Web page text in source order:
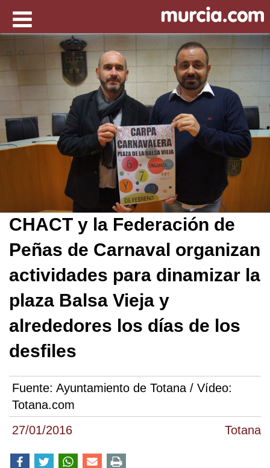
27/01/2016 Totana
CHACT y la Federación de
Peñas de Carnaval organizan
actividades para dinamizar la
plaza Balsa Vieja y
alrededores los días de los
desfiles
Fuente: Ayuntamiento de Totana / Vídeo:
Totana.com